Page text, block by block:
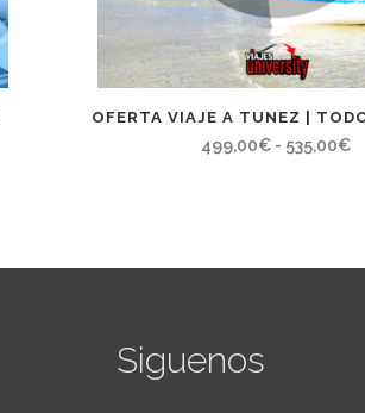
OFERTA VIAJE A TUNEZ |
499,00€ - 535,00€
Siguenos